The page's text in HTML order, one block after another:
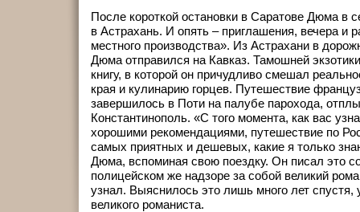
После короткой остановки в Саратове Дюма в
в Астрахань. И опять – приглашения, вечера и
местного производства». Из Астрахани в
Дюма отправился на Кавказ. Тамошней
книгу, в которой он причудливо смешал
края и кулинарию горцев. Путешествие
завершилось в Поти на палубе парохода,
Константинополь. «С того момента, как вас
хорошими рекомендациями, путешествие по
самых приятных и дешевых, какие я только
Дюма, вспоминая свою поездку. Он писал это
полицейском же надзоре за собой великий
узнал. Выяснилось это лишь много лет спустя,
великого романиста.